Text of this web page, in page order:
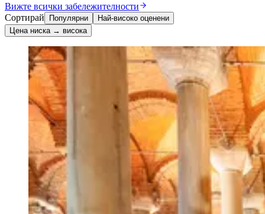
Вижте всички забележителности
Сортирай
Популярни
Най-високо оценени
Цена ниска → висока